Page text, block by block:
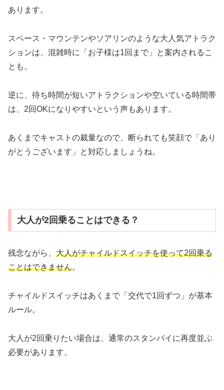
あります。
スペース・マウンテンやソアリンのような大人気アトラク
ションは、混雑時に「お子様は1回まで」と案内されるこ
とも。
逆に、待ち時間が短いアトラクションや空いている時間帯
は、2回OKになりやすいという声もあります。
あくまでキャストの裁量なので、断られても笑顔で「あり
がとうございます」と対応しましょうね。
大人が2回乗ることはできる？
残念ながら、 大人がチャイルドスイッチを使って2回乗る
ことはできません。
チャイルドスイッチはあくまで「交代で1回ずつ」が基本
ルール。
大人が2回乗りたい場合は、通常のスタンバイに再度並ぶ
必要があります。